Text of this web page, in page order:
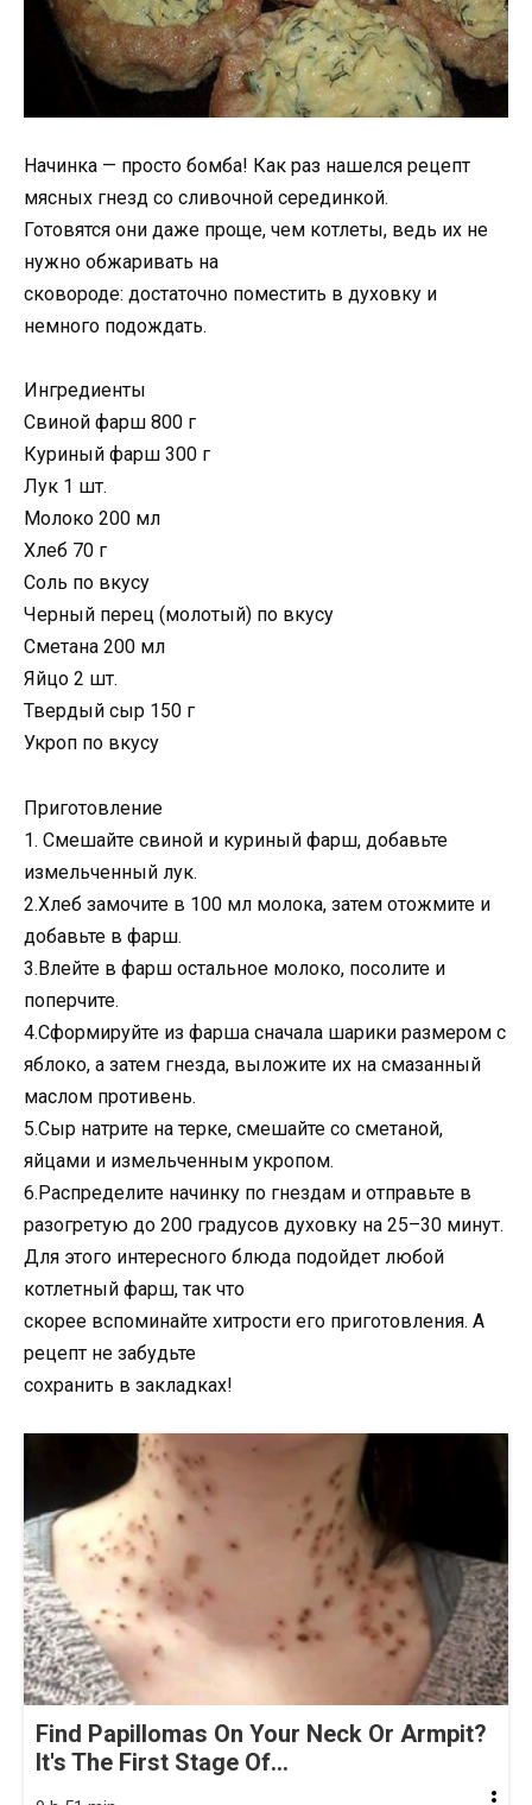
Начинка — просто бомба! Как раз нашелся рецепт
мясных гнезд со сливочной серединкой.
Готовятся они даже проще, чем котлеты, ведь их не
нужно обжаривать на
сковороде: достаточно поместить в духовку и
немного подождать.
Ингредиенты
Свиной фарш 800 г
Куриный фарш 300 г
Лук 1 шт.
Молоко 200 мл
Хлеб 70 г
Соль по вкусу
Черный перец (молотый) по вкусу
Сметана 200 мл
Яйцо 2 шт.
Твердый сыр 150 г
Укроп по вкусу
Приготовление
1. Смешайте свиной и куриный фарш, добавьте
измельченный лук.
2.Хлеб замочите в 100 мл молока, затем отожмите и
добавьте в фарш.
3.Влейте в фарш остальное молоко, посолите и
поперчите.
4.Сформируйте из фарша сначала шарики размером с
яблоко, а затем гнезда, выложите их на смазанный
маслом противень.
5.Сыр натрите на терке, смешайте со сметаной,
яйцами и измельченным укропом.
6.Распределите начинку по гнездам и отправьте в
разогретую до 200 градусов духовку на 25–30 минут.
Для этого интересного блюда подойдет любой
котлетный фарш, так что
скорее вспоминайте хитрости его приготовления. А
рецепт не забудьте
сохранить в закладках!
Find Papillomas On Your Neck Or Armpit?
It's The First Stage Of...